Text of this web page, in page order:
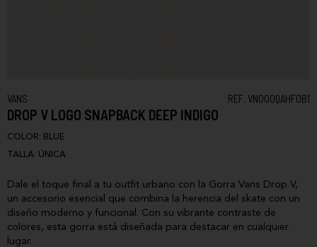
DROP V LOGO SNAPBACK DEEP INDIGO
VANS REF. VN000QAHFOB1
COLOR: BLUE
TALLA: ÚNICA
Dale el toque final a tu outfit urbano con la Gorra Vans Drop V,
un accesorio esencial que combina la herencia del skate con un
diseño moderno y funcional. Con su vibrante contraste de
colores, esta gorra está diseñada para destacar en cualquier
lugar.